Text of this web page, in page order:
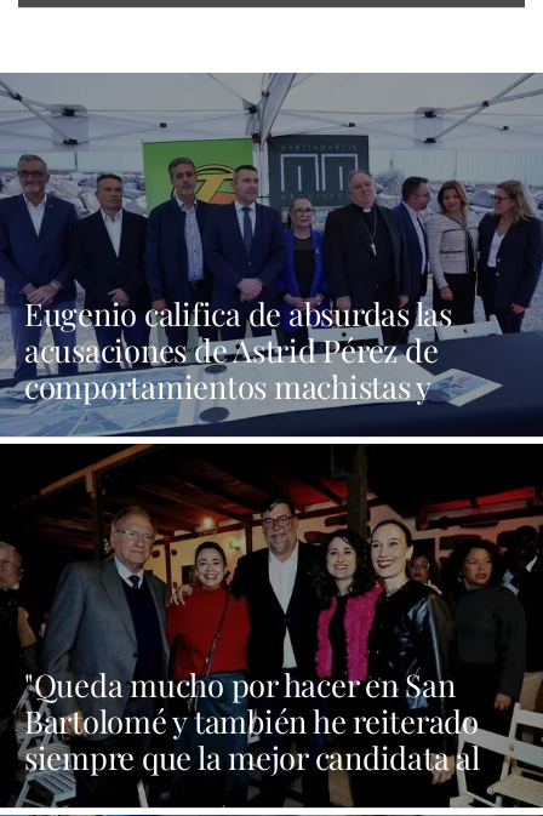
Eugenio califica de absurdas las
acusaciones de Astrid Pérez de
comportamientos machistas y
asegura que busca una presencia en
los medios que no tiene
"Queda mucho por hacer en San
Bartolomé y también he reiterado
siempre que la mejor candidata al
Cabildo es María Dolores Corujo"